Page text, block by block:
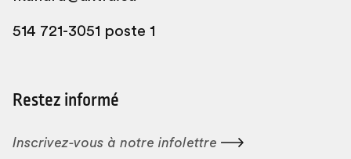
514 721-3051 poste 1
Restez informé
Inscrivez-vous à notre infolettre